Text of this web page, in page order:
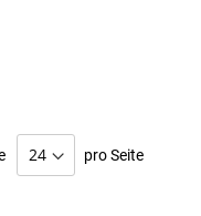
pro Seite